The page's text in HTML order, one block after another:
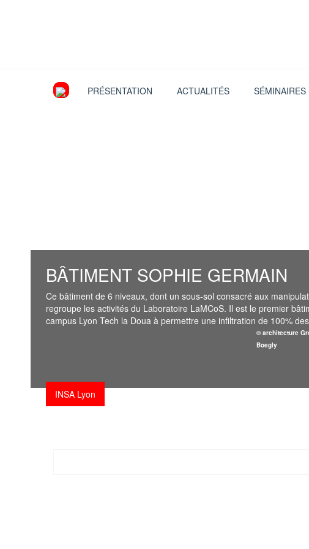
PRÉSENTATION ACTUALITÉS SÉMINAIRES
BÂTIMENT SOPHIE GERMAIN
Ce bâtiment de 6 niveaux, dont un sous-sol consacré aux
regroupe les activités du Laboratoire LaMCoS. Il est le premier
campus Lyon Tech la Doua à permettre une infiltration de 100%
© architecture
Boegly
INSA Lyon
Université de Strasbourg
Université Jean Moulin de Lyon 3
Université de Strasbourg
Université de Strasbourg